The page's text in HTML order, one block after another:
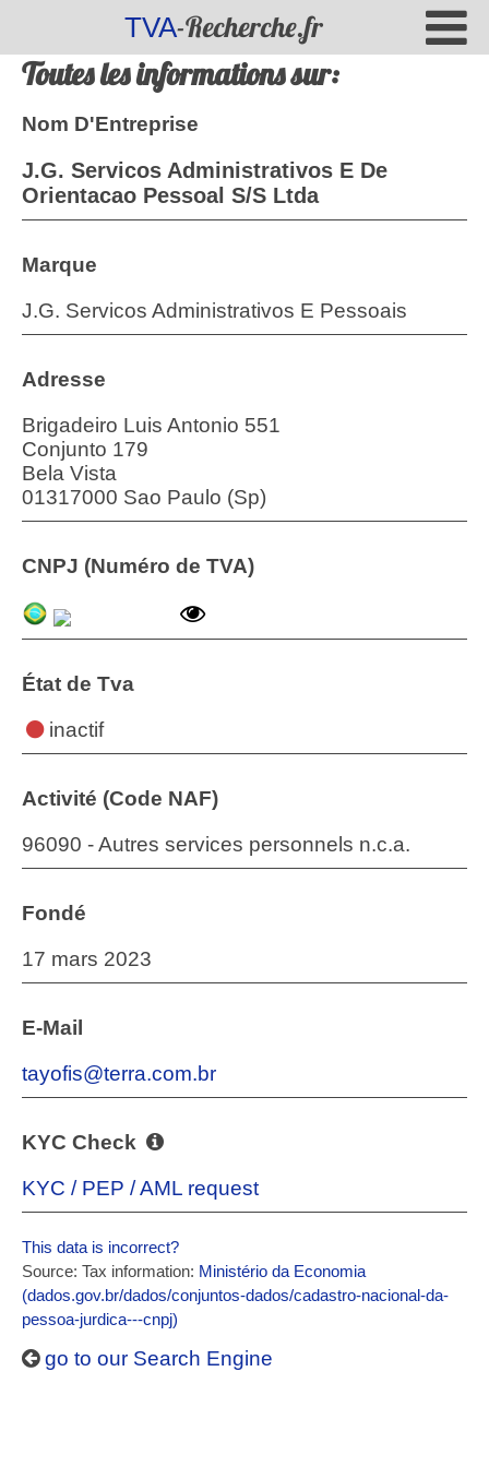
TVA-Recherche.fr
Toutes les informations sur:
Nom D'Entreprise
J.G. Servicos Administrativos E De
Orientacao Pessoal S/S Ltda
Marque
J.G. Servicos Administrativos E Pessoais
Adresse
Brigadeiro Luis Antonio 551
Conjunto 179
Bela Vista
01317000 Sao Paulo (Sp)
CNPJ (Numéro de TVA)
État de Tva
inactif
Activité (Code NAF)
96090 - Autres services personnels n.c.a.
Fondé
17 mars 2023
E-Mail
tayofis@terra.com.br
KYC Check
KYC / PEP / AML request
This data is incorrect?
Source: Tax information: Ministério da Economia
(dados.gov.br/dados/conjuntos-dados/cadastro-nacional-da-
pessoa-jurdica---cnpj)
go to our Search Engine